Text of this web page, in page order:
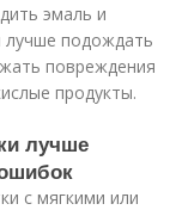
эмаль и
лучше подождать
повреждения
продукты.
лучше
с мягкими или